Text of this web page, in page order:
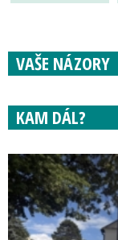
VAŠE NÁZORY
KAM DÁL?